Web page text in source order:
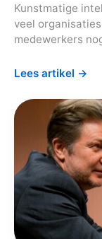
Kunstmatige
veel
medewerkers
is AI-
Lees artikel →